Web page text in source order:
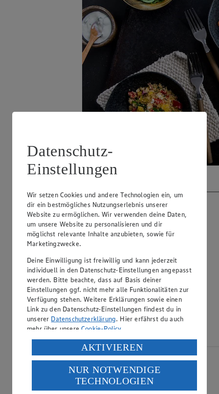
Möchtest du von YouTube bereitgestellte
externe Inhalte laden?
Datenschutz-
Einstellungen
Wir setzen Cookies und andere Technologien ein, um
dir ein bestmögliches Nutzungserlebnis unserer
Website zu ermöglichen. Wir verwenden deine Daten,
um unsere Website zu personalisieren und dir
möglichst relevante Inhalte anzubieten, sowie für
Marketingzwecke.
Deine Einwilligung ist freiwillig und kann jederzeit
individuell in den Datenschutz-Einstellungen angepasst
werden. Bitte beachte, dass auf Basis deiner
Einstellungen ggf. nicht mehr alle Funktionalitäten zur
Verfügung stehen. Weitere Erklärungen sowie einen
Link zu den Datenschutz-Einstellungen findest du in
unserer Datenschutzerklärung. Hier erfährst du auch
mehr über unsereCookie-Policy.
Verarbeitung deiner personenbezogenen Daten in den
USA durch Facebook und YouTube:
Wenn du auf „Aktivieren“ klickst, willigst du im Sinne
des Art. 49 Abs. 1 Satz 1 lit. a) DSGVO ein, dass deine
Daten in den USA verarbeitet werden. Der EuGH sieht
AKTIVIEREN
NUR NOTWENDIGE
TECHNOLOGIEN